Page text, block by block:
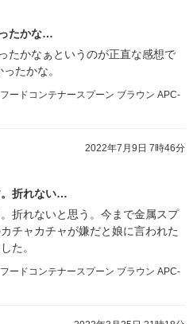
たかな…
たかなぁというのが正直な感想で
たかな。
ードコンテナースプーン ブラウン APC-
2022年7月9日 7時46分
。折れない…
折れないと思う。今まで金属スプ
チャカチャが嫌だと娘に言われた
た。
ードコンテナースプーン ブラウン APC-